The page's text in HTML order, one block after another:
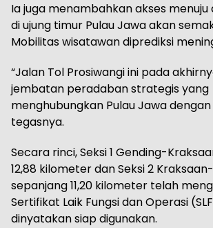
Ia juga menambahkan akses menuju
di ujung timur Pulau Jawa akan
Mobilitas wisatawan diprediksi
“Jalan Tol Prosiwangi ini pada
jembatan peradaban strategis yang
menghubungkan Pulau Jawa dengan
tegasnya.
Secara rinci, Seksi 1 Gending-
12,88 kilometer dan Seksi 2
sepanjang 11,20 kilometer telah
Sertifikat Laik Fungsi dan Operasi
dinyatakan siap digunakan.